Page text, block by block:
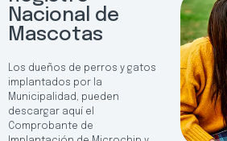
Nacional de
Mascotas
Los dueños de perros y gatos
implantados por la
Municipalidad, pueden
descargar aquí el
Comprobante de